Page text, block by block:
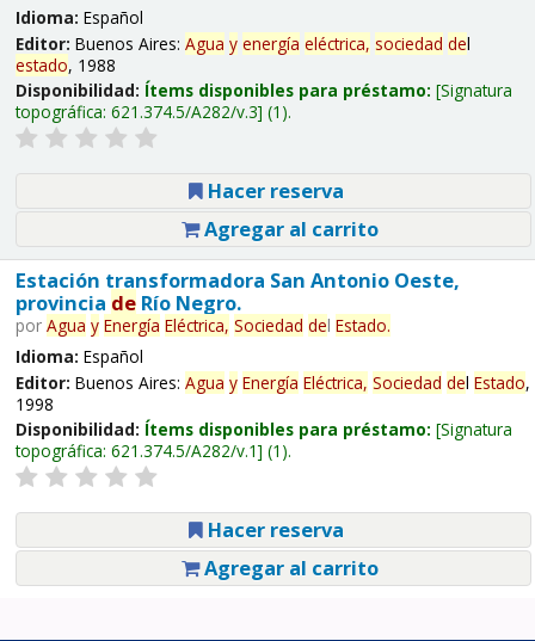
Idioma: Español
Editor: Buenos Aires: Agua y energía eléctrica, sociedad del
estado, 1988
Disponibilidad: Ítems disponibles para préstamo: Signatura
topográfica: 621.374.5/A282/v.3 (1).
Hacer reserva
Agregar al carrito
Estación transformadora San Antonio Oeste,
provincia deRío Negro.
por Agua y Energía Eléctrica, Sociedad del Estado.
Idioma: Español
Editor: Buenos Aires: Agua y Energía Eléctrica, Sociedad del Estado,
1998
Disponibilidad: Ítems disponibles para préstamo: Signatura
topográfica: 621.374.5/A282/v.1 (1).
Hacer reserva
Agregar al carrito